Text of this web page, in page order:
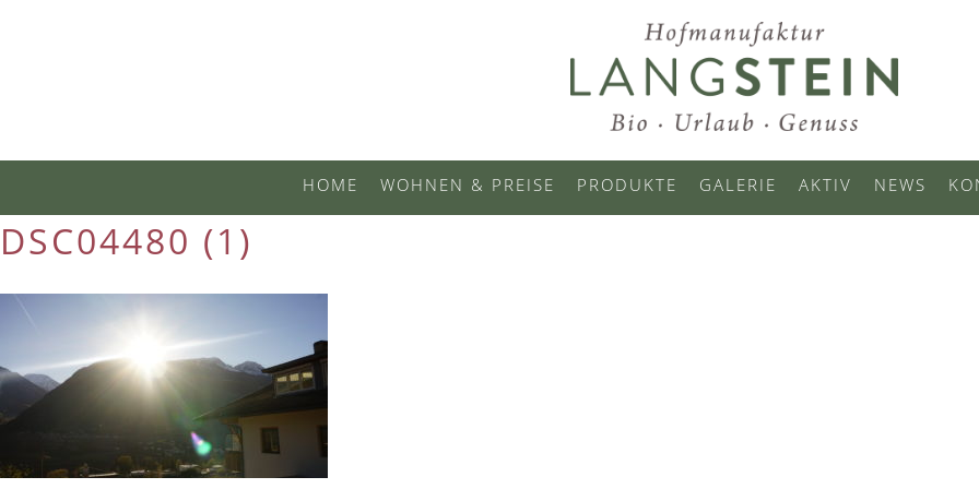
HOME WOHNEN & PREISE PRODUKTE GALERIE AKTIV NEWS
DSC04480 (1)